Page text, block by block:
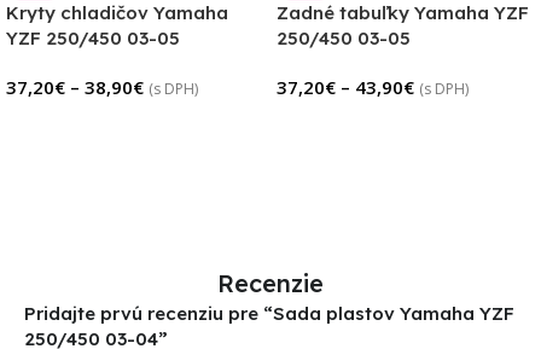
Kryty chladičov Yamaha
YZF 250/450 03-05
37,20€ – 38,90€ (s DPH)
Zadné tabuľky Yamaha YZF
250/450 03-05
37,20€ – 43,90€ (s DPH)
Recenzie
Pridajte prvú recenziu pre “Sada plastov Yamaha YZF
250/450 03-04”